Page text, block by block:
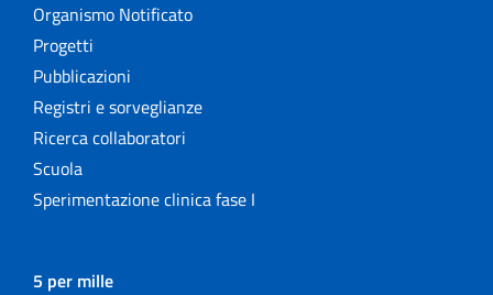
Organismo Notificato
Progetti
Pubblicazioni
Registri e sorveglianze
Ricerca collaboratori
Scuola
Sperimentazione clinica fase I
5 per mille